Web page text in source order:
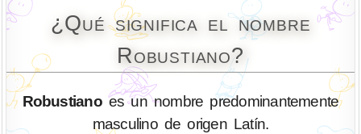
¿Qué significa el nombre
Robustiano?
Robustianoes un nombre predominantemente
masculino de origen Latín.